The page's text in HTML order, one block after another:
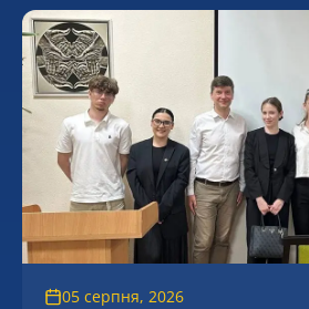
обласна дитяча клінічна
генеральним директором
лікарем України Світланою Ошеко.
05 серпня, 2026